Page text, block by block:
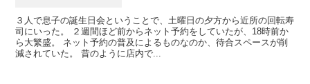
３人で息子の誕生日会ということで、土曜日の夕方から近所の回転寿
司にいった。 ２週間ほど前からネット予約をしていたが、18時前か
ら大繁盛。 ネット予約の普及によるものなのか、待合スペースが削
減されていた。 昔のように店内で...